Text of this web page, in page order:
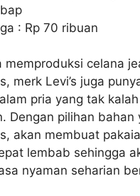
: Rp 70 ribuan
memproduksi celana
merk Levi’s juga
pria yang tak
Dengan pilihan bahan
akan membuat
lembab sehingga
nyaman seharian